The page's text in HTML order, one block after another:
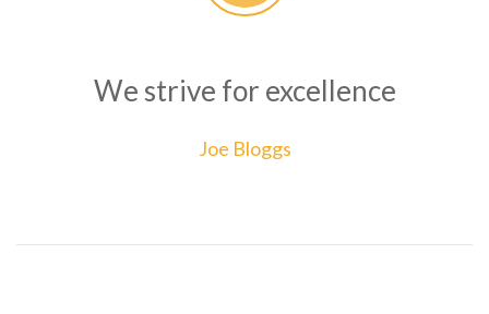
We strive for excellence
Joe Bloggs